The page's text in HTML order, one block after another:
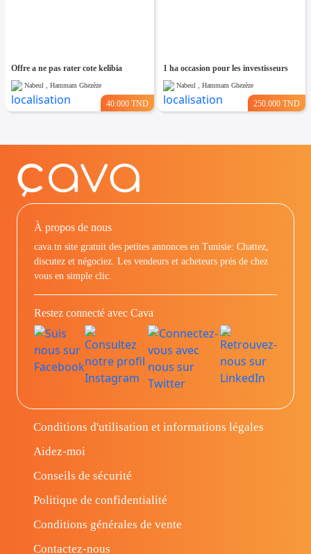
Offre a ne pas rater cote kelibia
Nabeul , Hammam Ghezèze
40.000 TND
1 ha occasion pour les investisseurs
Nabeul , Hammam Ghezèze
250.000 TND
À propos de nous
cava.tn site gratuit des petites annonces en Tunisie: Chattez,
discutez et négociez. Les vendeurs et acheteurs prés de chez
vous en simple clic.
Restez connecté avec Cava
Conditions d'utilisation et informations légales
Aidez-moi
Conseils de sécurité
Politique de confidentialité
Conditions générales de vente
Contactez-nous